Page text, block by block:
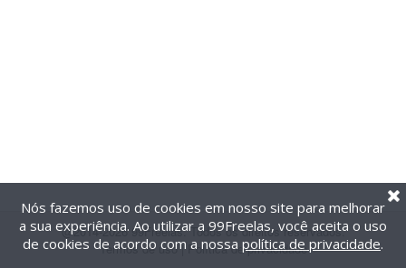
@2014-2026 99Freelas. Todos os direitos reservados.
Termos de uso| Política de privacidade
Nós fazemos uso de cookies em nosso site para melhorar
a sua experiência. Ao utilizar a 99Freelas, você aceita o uso
de cookies de acordo com a nossa política de privacidade.